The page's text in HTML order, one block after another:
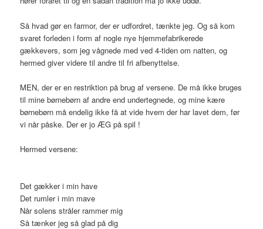
Så hvad gør en farmor, der er udfordret, tænkte jeg. Og så kom
svaret forleden i form af nogle nye hjemmefabrikerede
gækkevers, som jeg vågnede med ved 4-tiden om natten, og
hermed giver videre til andre til fri afbenyttelse.
MEN, der er en restriktion på brug af versene. De må ikke bruges
til mine børnebørn af andre end undertegnede, og mine kære
børnebørn må endelig ikke få at vide hvem der har lavet dem, før
vi når påske. Der er jo ÆG på spil !
Hermed versene:
Det gækker i min have
Det rumler i min mave
Når solens stråler rammer mig
Så tænker jeg så glad på dig